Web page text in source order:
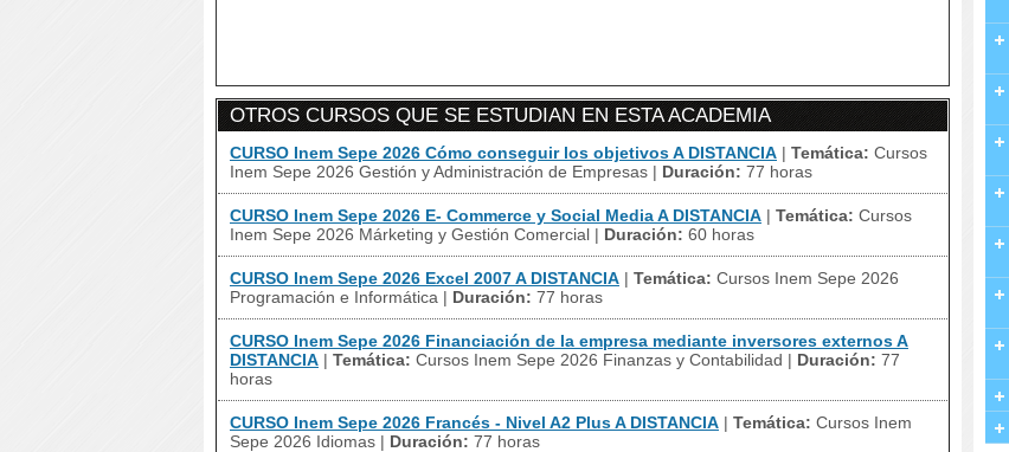
OTROS CURSOS QUE SE ESTUDIAN EN ESTA ACADEMIA
CURSO Inem Sepe 2026 Cómo conseguir los objetivos A DISTANCIA | Temática: Cursos
Inem Sepe 2026 Gestión y Administración de Empresas | Duración: 77 horas
CURSO Inem Sepe 2026 E- Commerce y Social Media A DISTANCIA | Temática: Cursos
Inem Sepe 2026 Márketing y Gestión Comercial | Duración: 60 horas
CURSO Inem Sepe 2026 Excel 2007 A DISTANCIA | Temática: Cursos Inem Sepe 2026
Programación e Informática | Duración: 77 horas
CURSO Inem Sepe 2026 Financiación de la empresa mediante inversores externos A
DISTANCIA | Temática: Cursos Inem Sepe 2026 Finanzas y Contabilidad | Duración: 77
horas
CURSO Inem Sepe 2026 Francés - Nivel A2 Plus A DISTANCIA | Temática: Cursos Inem
Sepe 2026 Idiomas | Duración: 77 horas